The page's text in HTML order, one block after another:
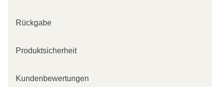
Rückgabe
Produktsicherheit
Kundenbewertungen